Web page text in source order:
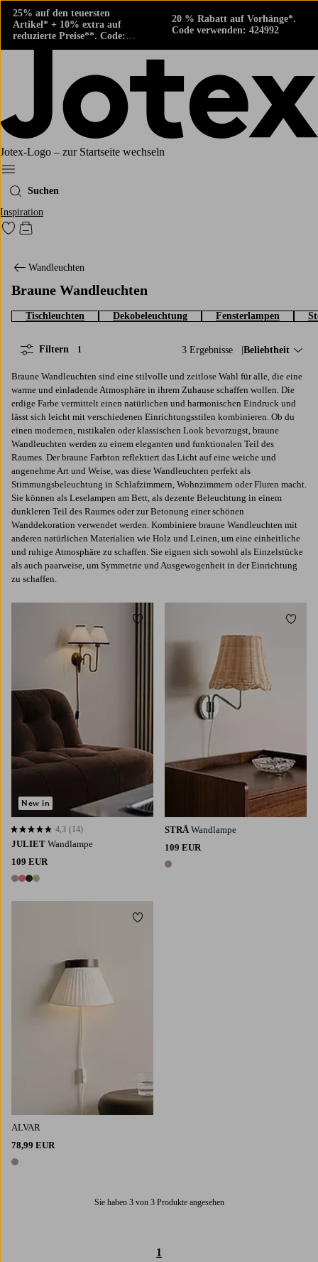
25% auf den teuersten
Artikel* + 10% extra auf
reduzierte Preise**. Code:
424882
20 % Rabatt auf Vorhänge*.
Code verwenden: 424992
Jotex-Logo – zur Startseite wechseln
Ellos‘ Menü
Suchen
Inspiration
Zu den als Favoriten markierten Produkten gehen
Zum Warenkorb
Wandleuchten
Braune Wandleuchten
Tischleuchten Dekobeleuchtung Fensterlampen
3 Ergebnisse Sortieren nach:
Beliebtheit
Filtern 1
Braune Wandleuchten sind eine stilvolle und zeitlose Wahl für alle, die eine
warme und einladende Atmosphäre in ihrem Zuhause schaffen wollen. Die
erdige Farbe vermittelt einen natürlichen und harmonischen Eindruck und
lässt sich leicht mit verschiedenen Einrichtungsstilen kombinieren. Ob du
einen modernen, rustikalen oder klassischen Look bevorzugst, braune
Wandleuchten werden zu einem eleganten und funktionalen Teil des
Raumes. Der braune Farbton reflektiert das Licht auf eine weiche und
angenehme Art und Weise, was diese Wandleuchten perfekt als
Stimmungsbeleuchtung in Schlafzimmern, Wohnzimmern oder Fluren macht.
Sie können als Leselampen am Bett, als dezente Beleuchtung in einem
dunkleren Teil des Raumes oder zur Betonung einer schönen
Wanddekoration verwendet werden. Kombiniere braune Wandleuchten mit
anderen natürlichen Materialien wie Holz und Leinen, um eine einheitliche
und ruhige Atmosphäre zu schaffen. Sie eignen sich sowohl als Einzelstücke
als auch paarweise, um Symmetrie und Ausgewogenheit in der Einrichtung
zu schaffen.
JULIET Wandlampe
109 EUR
4 Farben
4,3 basierend auf 14 Bewertungen
4,3 (14)
New in
Zu Favoriten hinzufügen
STRÅ Wandlampe
109 EUR
1 Farbe
Zu
ALVAR
78,99 EUR
1 Farbe
Zu Favoriten hinzufügen
Sie haben 3 von 3 Produkte angesehen
1